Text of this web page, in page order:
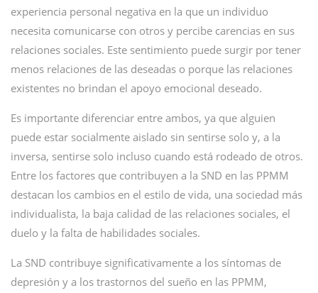
experiencia personal negativa en la que un individuo
necesita comunicarse con otros y percibe carencias en sus
relaciones sociales. Este sentimiento puede surgir por tener
menos relaciones de las deseadas o porque las relaciones
existentes no brindan el apoyo emocional deseado.
Es importante diferenciar entre ambos, ya que alguien
puede estar socialmente aislado sin sentirse solo y, a la
inversa, sentirse solo incluso cuando está rodeado de otros.
Entre los factores que contribuyen a la SND en las PPMM
destacan los cambios en el estilo de vida, una sociedad más
individualista, la baja calidad de las relaciones sociales, el
duelo y la falta de habilidades sociales.
La SND contribuye significativamente a los síntomas de
depresión y a los trastornos del sueño en las PPMM,